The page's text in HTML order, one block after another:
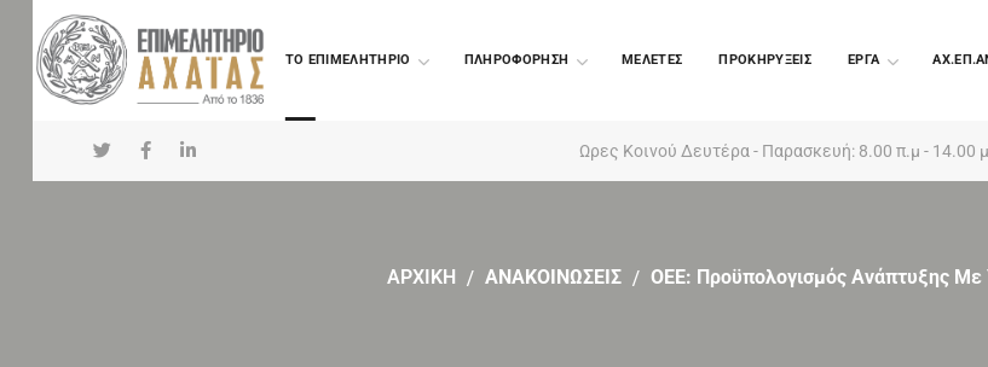
TO ΕΠΙΜΕΛΗΤΗΡΙΟ ΠΛΗΡΟΦΟΡΗΣΗ ΜΕΛΕΤΕΣ ΠΡΟΚΗΡΥΞΕΙΣ EΡΓΑ
Ωρες Κοινού Δευτέρα - Παρασκευή: 8.00 π.μ - 14.00
ΑΡΧΙΚΗ ΑΝΑΚΟΙΝΩΣΕΙΣ ΟΕΕ: Προϋπολογισμός Ανάπτυξης Με